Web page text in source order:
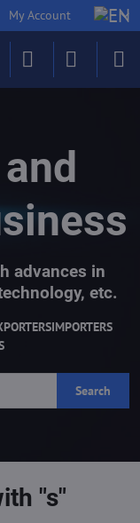
My Account
advances in
etc.
IMPORTERS
Search
"s"